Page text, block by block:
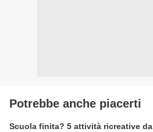
Potrebbe anche piacerti
Scuola finita? 5 attività ricreative da